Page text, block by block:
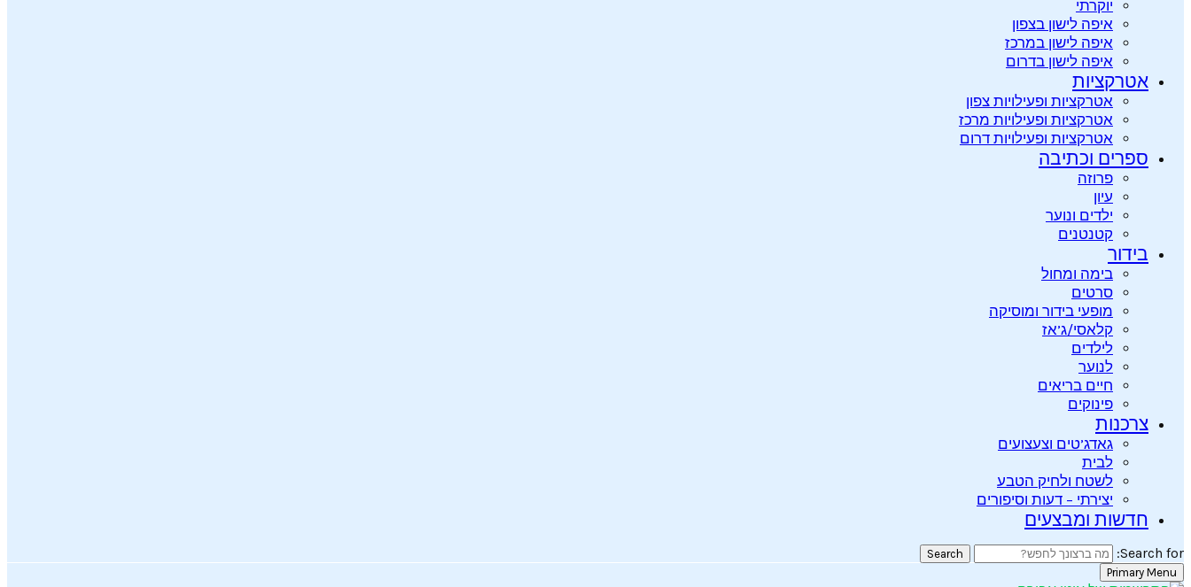
יוקרתי
איפה לישון בצפון
איפה לישון במרכז
איפה לישון בדרום
אטרקציות
אטרקציות ופעילויות צפון
אטרקציות ופעילויות מרכז
אטרקציות ופעילויות דרום
ספרים וכתיבה
פרוזה
עיון
ילדים ונוער
קטנטנים
בידור
בימה ומחול
סרטים
מופעי בידור ומוסיקה
קלאסי/ג’אז
לילדים
לנוער
חיים בריאים
פינוקים
צרכנות
גאדג’טים וצעצועים
לבית
לשטח ולחיק הטבע
יצירתי – דעות וסיפורים
חדשות ומבצעים
Search for:
Search
Primary Menu